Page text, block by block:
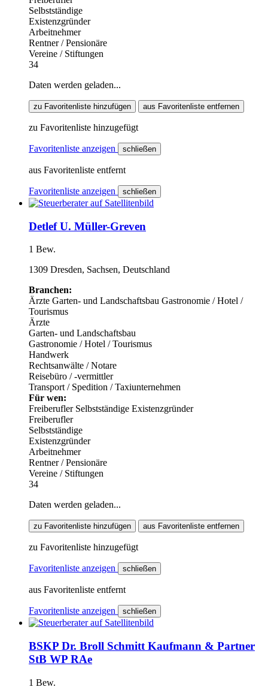
Selbstständige
Existenzgründer
Arbeitnehmer
Rentner / Pensionäre
Vereine / Stiftungen
34
Daten werden geladen...
zu Favoritenliste hinzufügen aus Favoritenliste entfernen
zu Favoritenliste hinzugefügt
Favoritenliste anzeigen schließen
aus Favoritenliste entfernt
Favoritenliste anzeigen schließen
Detlef U. Müller-Greven
1 Bew.
1309 Dresden, Sachsen, Deutschland
Branchen:
Ärzte Garten- und Landschaftsbau Gastronomie / Hotel /
Tourismus
Ärzte
Garten- und Landschaftsbau
Gastronomie / Hotel / Tourismus
Handwerk
Rechtsanwälte / Notare
Reisebüro / -vermittler
Transport / Spedition / Taxiunternehmen
Für wen:
Freiberufler Selbstständige Existenzgründer
Freiberufler
Selbstständige
Existenzgründer
Arbeitnehmer
Rentner / Pensionäre
Vereine / Stiftungen
34
Daten werden geladen...
zu Favoritenliste hinzufügen aus Favoritenliste entfernen
zu Favoritenliste hinzugefügt
Favoritenliste anzeigen schließen
aus Favoritenliste entfernt
Favoritenliste anzeigen schließen
BSKP Dr. Broll Schmitt Kaufmann & Partner
StB WP RAe
1 Bew.